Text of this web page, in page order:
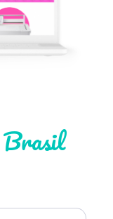
Brasil